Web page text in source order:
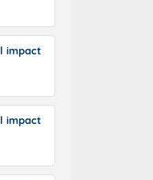
impact
impact